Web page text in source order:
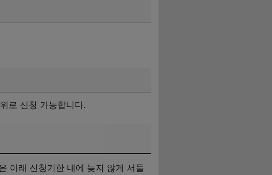
로 신청 가능합니다.
아래 신청기한 내에 늦지 않게 서둘